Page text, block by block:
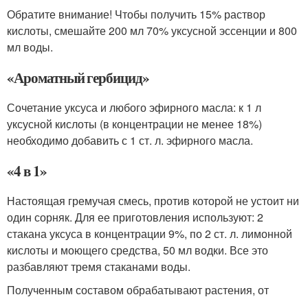
Обратите внимание! Чтобы получить 15% раствор
кислоты, смешайте 200 мл 70% уксусной эссенции и 800
мл воды.
«Ароматный гербицид»
Сочетание уксуса и любого эфирного масла: к 1 л
уксусной кислоты (в концентрации не менее 18%)
необходимо добавить с 1 ст. л. эфирного масла.
«4 в 1»
Настоящая гремучая смесь, против которой не устоит ни
один сорняк. Для ее приготовления используют: 2
стакана уксуса в концентрации 9%, по 2 ст. л. лимонной
кислоты и моющего средства, 50 мл водки. Все это
разбавляют тремя стаканами воды.
Полученным составом обрабатывают растения, от